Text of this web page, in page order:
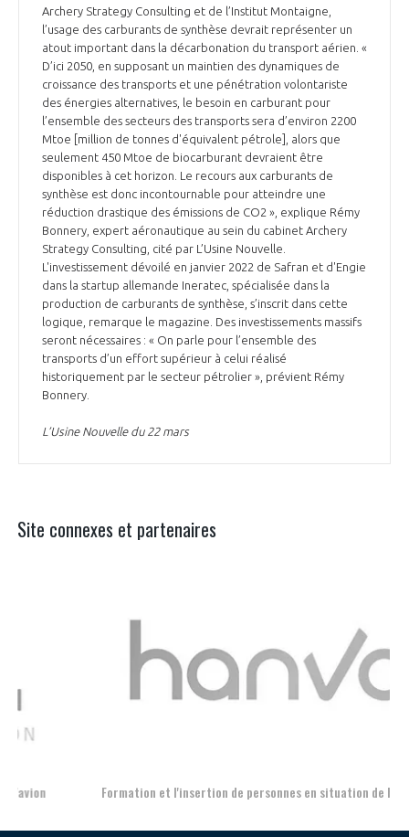
Archery Strategy Consulting et de l’Institut Montaigne,
l’usage des carburants de synthèse devrait représenter un
atout important dans la décarbonation du transport aérien. «
D’ici 2050, en supposant un maintien des dynamiques de
croissance des transports et une pénétration volontariste
des énergies alternatives, le besoin en carburant pour
l’ensemble des secteurs des transports sera d’environ 2200
Mtoe [million de tonnes d'équivalent pétrole], alors que
seulement 450 Mtoe de biocarburant devraient être
disponibles à cet horizon. Le recours aux carburants de
synthèse est donc incontournable pour atteindre une
réduction drastique des émissions de CO2 », explique Rémy
Bonnery, expert aéronautique au sein du cabinet Archery
Strategy Consulting, cité par L’Usine Nouvelle.
L'investissement dévoilé en janvier 2022 de Safran et d'Engie
dans la startup allemande Ineratec, spécialisée dans la
production de carburants de synthèse, s’inscrit dans cette
logique, remarque le magazine. Des investissements massifs
seront nécessaires : « On parle pour l’ensemble des
transports d’un effort supérieur à celui réalisé
historiquement par le secteur pétrolier », prévient Rémy
Bonnery.
L’Usine Nouvelle du 22 mars
Site connexes et partenaires
Formation et l'insertion de personnes en situation de handicap